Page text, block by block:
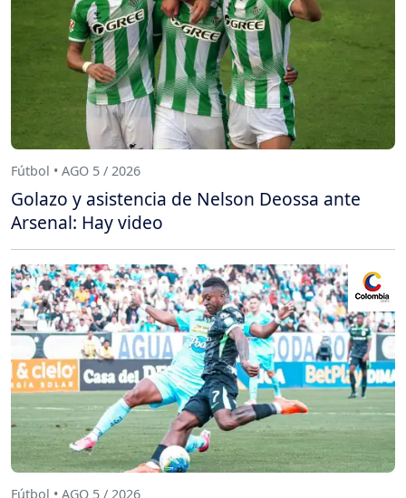
Fútbol • AGO 5 / 2026
Golazo y asistencia de Nelson Deossa ante
Arsenal: Hay video
Fútbol • AGO 5 / 2026